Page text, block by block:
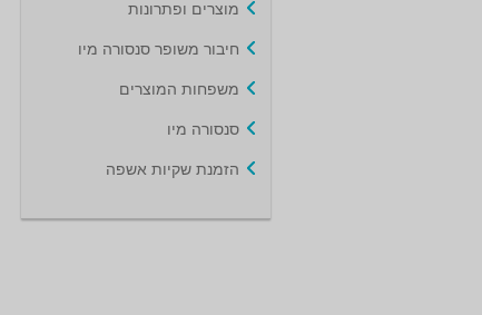
מוצרים ופתרונות
חיבור משופר סנסורה מיו
משפחות המוצרים
סנסורה מיו
הזמנת שקיות אשפה